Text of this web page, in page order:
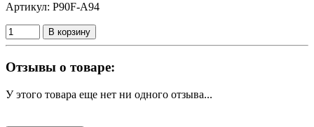
Артикул: P90F-A94
В корзину
Отзывы о товаре:
У этого товара еще нет ни одного отзыва...